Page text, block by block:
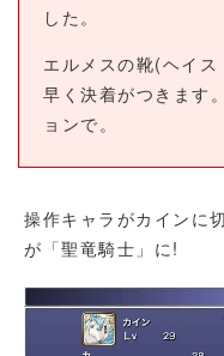
した。
エルメスの靴(ヘイス
早く決着がつきます
ョンで。
操作キャラがカインに
が「聖竜騎士」に!